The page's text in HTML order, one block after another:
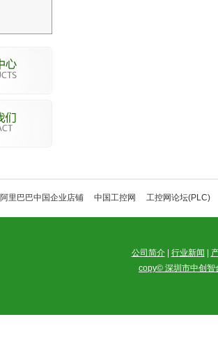
阿里巴巴中国企业店铺 中国工控网 工控网论坛(PLC)
公司简介| 行业新闻
copy© 深圳市中创